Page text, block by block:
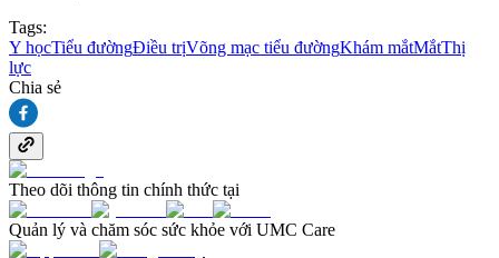
Tags:
Y họcTiểu đườngĐiều trịVõng mạc tiểu đườngKhám mắtMắtThị
lực
Chia sẻ
Theo dõi thông tin chính thức tại
Quản lý và chăm sóc sức khỏe với UMC Care